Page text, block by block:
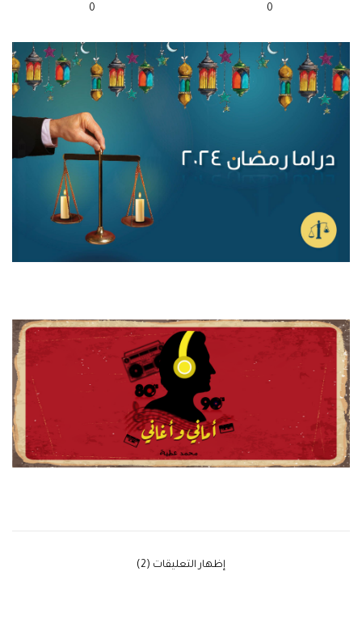
0
0
‫إظهار التعليقات (2)